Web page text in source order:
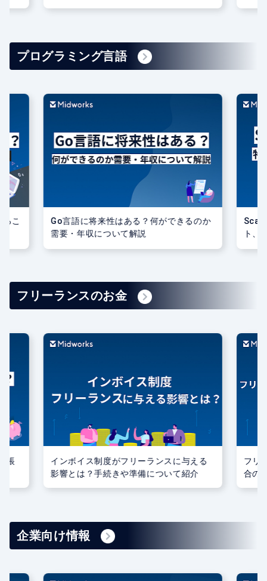
る資格もご紹介！ 介
プログラミング言語
こ
Go言語に将来性はある？何ができるのか
需要・年収について解説
ト、
フリーランスのお金
帳
インボイス制度がフリーランスに与える
影響とは？手続きや準備について紹介
フリ
合の
ント
企業向け情報